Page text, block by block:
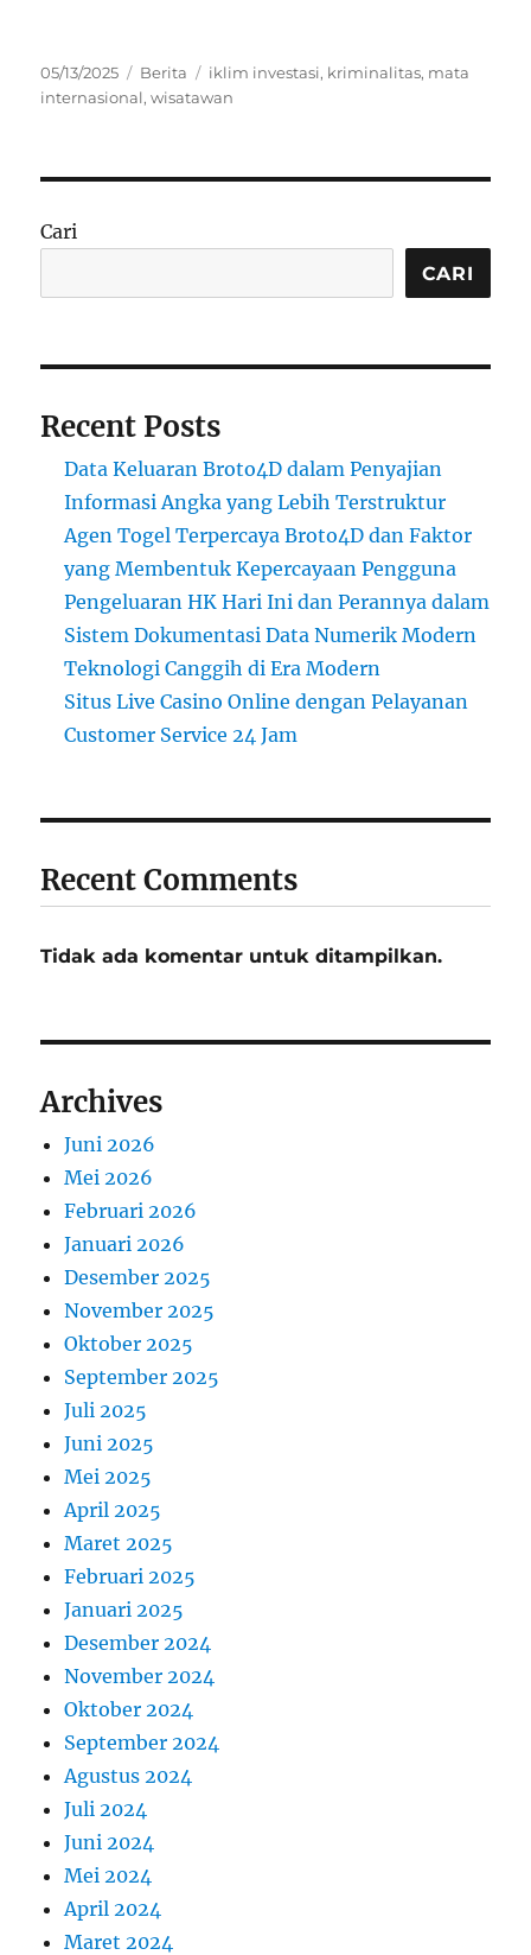
Posted
on
05/13/2025 Categories
Berita Tags
iklim investasi, kriminalitas, mata
internasional,wisatawan
Cari
CARI
Recent Posts
Data Keluaran Broto4D dalam Penyajian
Informasi Angka yang Lebih Terstruktur
Agen Togel Terpercaya Broto4D dan Faktor
yang Membentuk Kepercayaan Pengguna
Pengeluaran HK Hari Ini dan Perannya dalam
Sistem Dokumentasi Data Numerik Modern
Teknologi Canggih di Era Modern
Situs Live Casino Online dengan Pelayanan
Customer Service 24 Jam
Recent Comments
Tidak ada komentar untuk ditampilkan.
Archives
Juni 2026
Mei 2026
Februari 2026
Januari 2026
Desember 2025
November 2025
Oktober 2025
September 2025
Juli 2025
Juni 2025
Mei 2025
April 2025
Maret 2025
Februari 2025
Januari 2025
Desember 2024
November 2024
Oktober 2024
September 2024
Agustus 2024
Juli 2024
Juni 2024
Mei 2024
April 2024
Maret 2024